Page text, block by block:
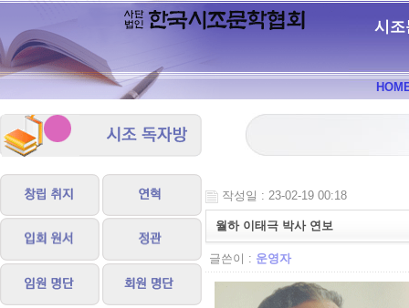
시조
작성일 : 23-02-19 00:18
월하 이태극 박사 연보
글쓴이 : 운영자